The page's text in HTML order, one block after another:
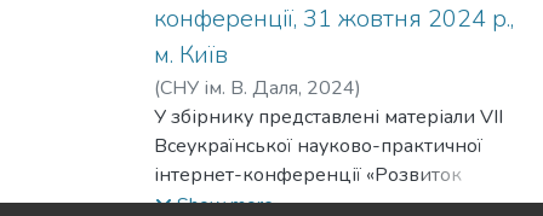
конференції, 31 жовтня 2024 р.,
м. Київ
(СНУ ім. В. Даля, 2024)
У збірнику представлені матеріали VII
Всеукраїнської науково-практичної
інтернет-конференції «Розвиток
будівництва та житлово-комунального
Show more